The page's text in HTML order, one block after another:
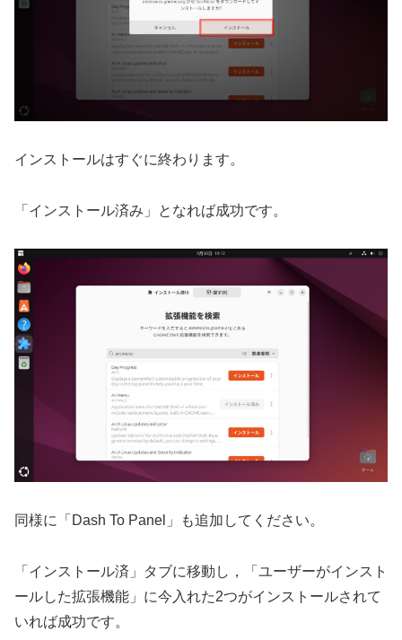
インストールはすぐに終わります。
「インストール済み」となれば成功です。
同様に「Dash To Panel」も追加してください。
「インストール済」タブに移動し，「ユーザーがインスト
ールした拡張機能」に今入れた2つがインストールされて
いれば成功です。